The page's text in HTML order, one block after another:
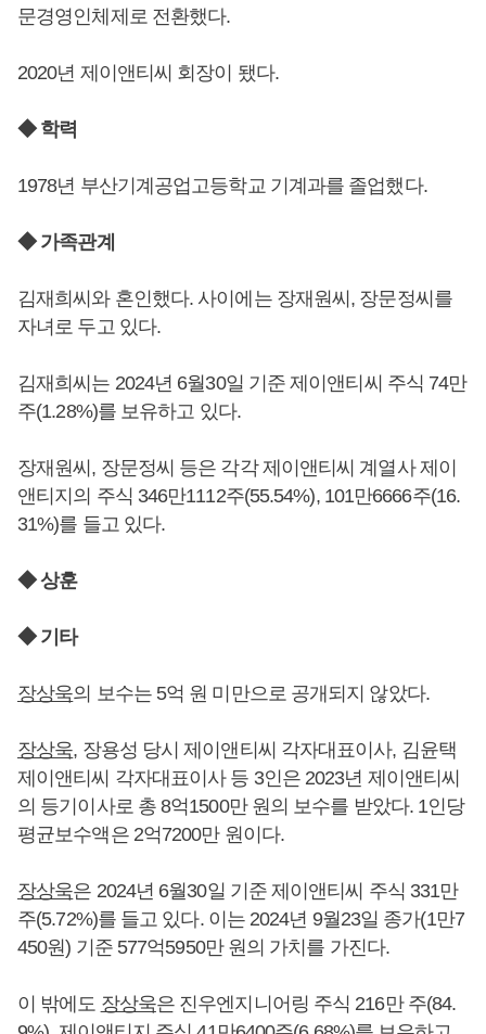
문경영인체제로 전환했다.
2020년 제이앤티씨 회장이 됐다.
◆ 학력
1978년 부산기계공업고등학교 기계과를 졸업했다.
◆ 가족관계
김재희씨와 혼인했다. 사이에는 장재원씨, 장문정씨를
자녀로 두고 있다.
김재희씨는 2024년 6월30일 기준 제이앤티씨 주식 74만
주(1.28%)를 보유하고 있다.
장재원씨, 장문정씨 등은 각각 제이앤티씨 계열사 제이
앤티지의 주식 346만1112주(55.54%), 101만6666주(16.
31%)를 들고 있다.
◆ 상훈
◆ 기타
장상욱의 보수는 5억 원 미만으로 공개되지 않았다.
장상욱, 장용성 당시 제이앤티씨 각자대표이사, 김윤택
제이앤티씨 각자대표이사 등 3인은 2023년 제이앤티씨
의 등기이사로 총 8억1500만 원의 보수를 받았다. 1인당
평균보수액은 2억7200만 원이다.
장상욱은 2024년 6월30일 기준 제이앤티씨 주식 331만
주(5.72%)를 들고 있다. 이는 2024년 9월23일 종가(1만7
450원) 기준 577억5950만 원의 가치를 가진다.
이 밖에도 장상욱은 진우엔지니어링 주식 216만 주(84.